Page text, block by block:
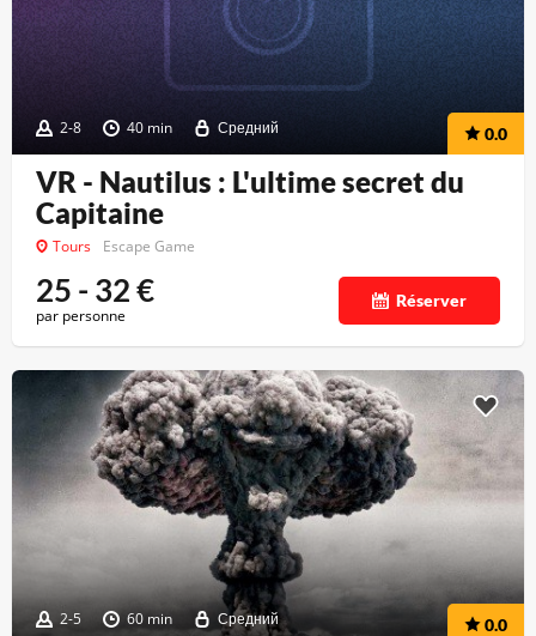
2-8 40 min Средний 0.0
VR - Nautilus : L'ultime secret du
Capitaine
Tours Escape Game
25 - 32€
par personne
Réserver
2-5 60 min Средний 0.0